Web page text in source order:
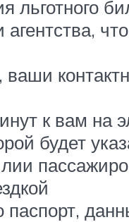
льготного
ваши
к вам на
будет